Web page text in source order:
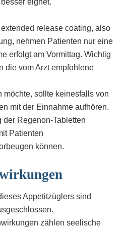
eignet.
release coating, also
nehmen Patienten nur eine
erfolgt am Vormittag. Wichtig
die vom Arzt empfohlene
möchte, sollte keinesfalls von
mit der Einnahme aufhören.
Regenon-Tabletten
Patienten
können.
Appetitzüglers sind
zählen seelische